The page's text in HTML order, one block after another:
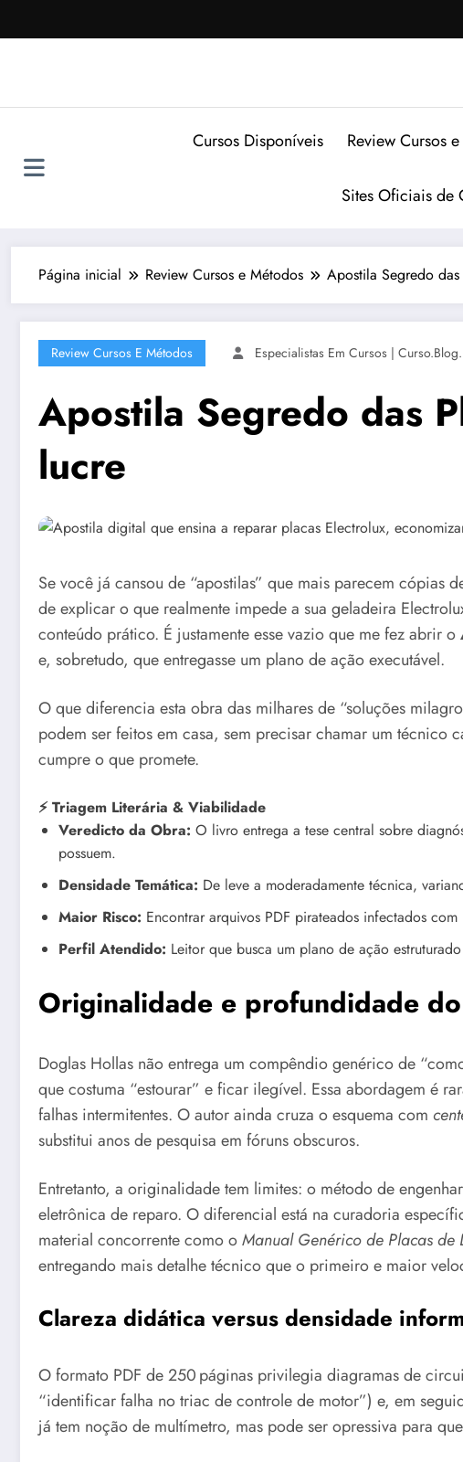
para
Cursos Disponíveis Review Cursos
Sites Oficiais de
Página inicial Review Cursos e Métodos Apostila Segredo
Review Cursos E Métodos Especialistas Em Cursos |
Apostila Segredo das
lucre
Se você já cansou de “apostilas” que mais parecem cópias
de explicar o que realmente impede a sua geladeira
conteúdo prático. É justamente esse vazio que me fez abrir o
e, sobretudo, que entregasse um plano de ação executável.
O que diferencia esta obra das milhares de “soluções
podem ser feitos em casa, sem precisar chamar um técnico
cumpre o que promete.
⚡ Triagem Literária & Viabilidade
Veredicto da Obra: O livro entrega a tese central sobre
possuem.
Densidade Temática: De leve a moderadamente técnica,
Maior Risco: Encontrar arquivos PDF pirateados infectados
Perfil Atendido: Leitor que busca um plano de ação
Originalidade e profundidade
Doglas Hollas não entrega um compêndio genérico de
que costuma “estourar” e ficar ilegível. Essa abordagem é
falhas intermitentes. O autor ainda cruza o esquema com
substitui anos de pesquisa em fóruns obscuros.
Entretanto, a originalidade tem limites: o método de
eletrônica de reparo. O diferencial está na curadoria
material concorrente como oManual Genérico de Placas de
entregando mais detalhe técnico que o primeiro e maior
Clareza didática versus densidade
O formato PDF de 250 páginas privilegia diagramas de
“identificar falha no triac de controle de motor”) e, em
já tem noção de multímetro, mas pode ser opressiva para